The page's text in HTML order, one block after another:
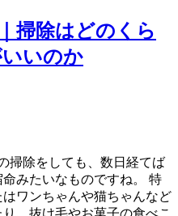
掃除はどのくら
いのか
掃除をしても、数日経てば
みたいなものですね。 特
ワンちゃんや猫ちゃんなど
、抜け毛やお菓子の食べこ